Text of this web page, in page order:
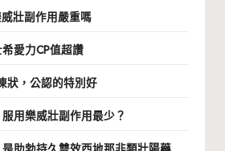
壯副作用嚴重嗎
愛力CP值超讚
狀，公認的特別好
用樂威壯副作用最少？